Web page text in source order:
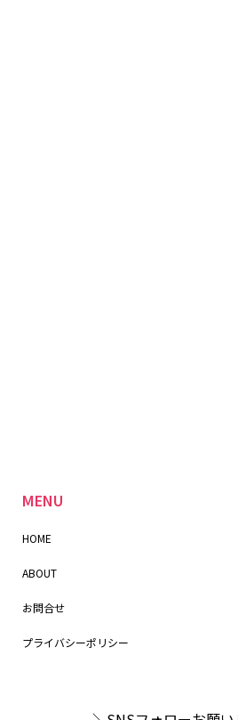
MENU
HOME
ABOUT
お問合せ
プライバシーポリシー